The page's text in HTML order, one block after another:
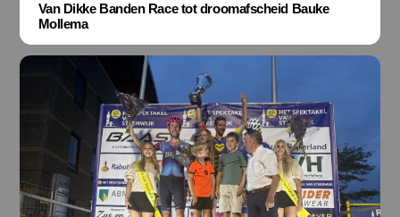
Van Dikke Banden Race tot droomafscheid Bauke
Mollema